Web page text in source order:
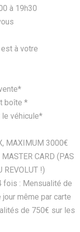
à 19h30
à votre
boîte *
le véhicule*
MAXIMUM 3000€
CARD (PAS
REVOLUT !)
fois : Mensualité de
même par carte
de 750€ sur les